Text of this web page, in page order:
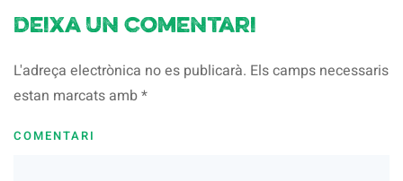
Deixa un comentari
L'adreça electrònica no es publicarà. Els camps necessaris
estan marcats amb*
COMENTARI